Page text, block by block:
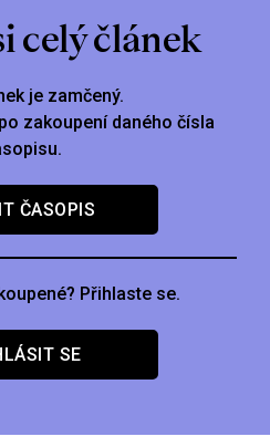
celý článek
je zamčený.
zakoupení daného čísla
ČASOPIS
Přihlaste se.
SE